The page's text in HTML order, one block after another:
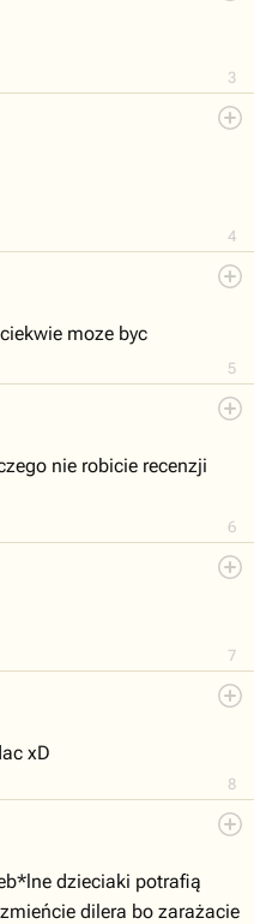
3
4
5
moze byc
6
nie robicie recenzji
7
8
xD
dzieciaki potrafią
dilera bo zarażacie